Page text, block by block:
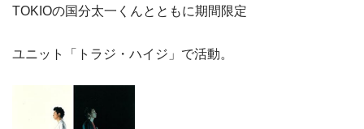
TOKIOの国分太一くんとともに期間限定
ユニット「トラジ・ハイジ」で活動。